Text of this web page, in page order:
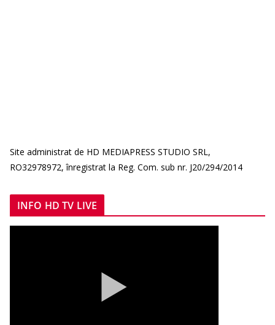
Site administrat de HD MEDIAPRESS STUDIO SRL,
RO32978972, înregistrat la Reg. Com. sub nr. J20/294/2014
INFO HD TV LIVE